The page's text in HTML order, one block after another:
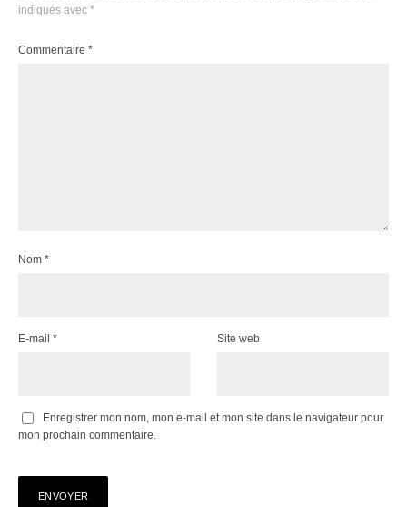
indiqués avec *
Commentaire *
Nom *
E-mail * Site web
Enregistrer mon nom, mon e-mail et mon site dans le navigateur pour
mon prochain commentaire.